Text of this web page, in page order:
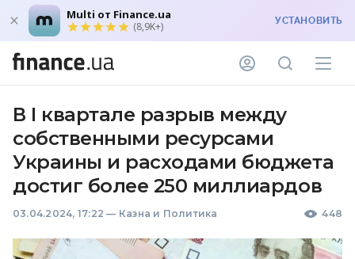
Multi от Finance.ua
(8,9K+) УСТАНОВИТЬ
В I квартале разрыв между
собственными ресурсами
Украины и расходами бюджета
достиг более 250 миллиардов
03.04.2024, 17:22 — Казна и Политика 448